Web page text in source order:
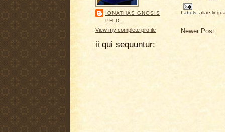
IONATHAS GNOSIS
PH.D.
View my complete profile
ii qui sequuntur:
Labels: aliae
Newer Post